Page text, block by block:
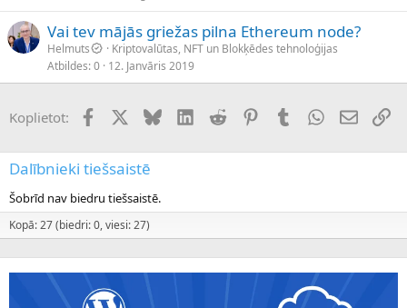
Vai tev mājās griežas pilna Ethereum node?
Helmuts
Kriptovalūtas, NFT un Blokķēdes tehnoloģijas
Atbildes 0 12. Janvāris 2019
Koplietot: FacebookX (Twitter)
BlueskyLinkedInReddit PinterestTumblrWhatsApp
E-pasts
Dalībnieki tiešsaistē
Šobrīd nav biedru tiešsaistē.
Kopā: 27 (biedri: 0, viesi: 27)